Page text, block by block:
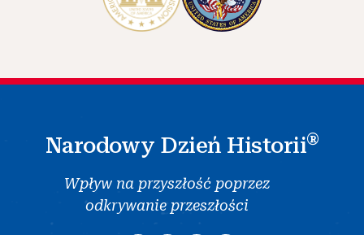
Narodowy Dzień Historii®
Wpływ na przyszłość poprzez
odkrywanie przeszłości